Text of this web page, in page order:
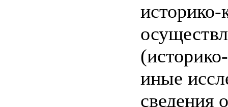
историко-
иные
сведения